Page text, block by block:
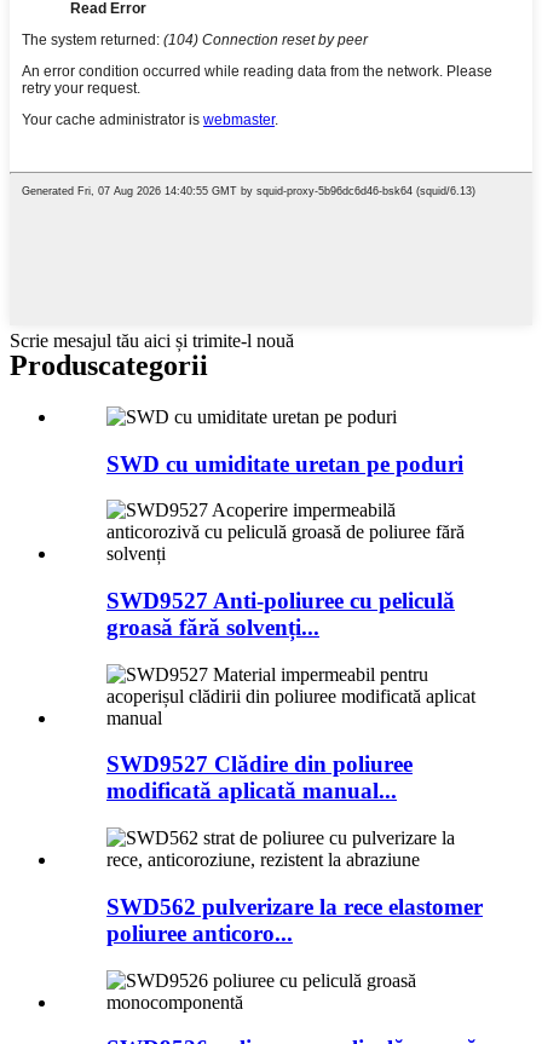
Scrie mesajul tău aici și trimite-l nouă
Produscategorii
SWD cu umiditate uretan pe poduri
SWD9527 Anti-poliuree cu peliculă
groasă fără solvenți...
SWD9527 Clădire din poliuree
modificată aplicată manual...
SWD562 pulverizare la rece elastomer
poliuree anticoro...